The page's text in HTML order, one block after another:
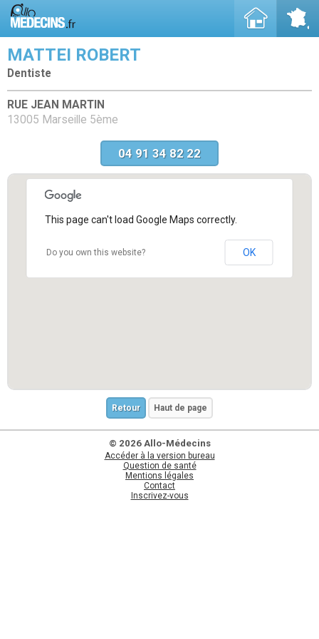
MATTEI ROBERT
Dentiste
RUE JEAN MARTIN
13005 Marseille 5ème
04 91 34 82 22
This page can't load Google Maps correctly.
Do you own this website? OK
Retour Haut de page
© 2026 Allo-Médecins
Accéder à la version bureau
Question de santé
Mentions légales
Contact
Inscrivez-vous